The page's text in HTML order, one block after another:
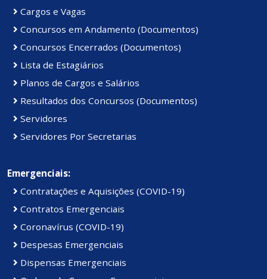
Cargos e Vagas
Concursos em Andamento (Documentos)
Concursos Encerrados (Documentos)
Lista de Estagiários
Planos de Cargos e Salários
Resultados dos Concursos (Documentos)
Servidores
Servidores Por Secretarias
Emergenciais:
Contratações e Aquisições (COVID-19)
Contratos Emergenciais
Coronavírus (COVID-19)
Despesas Emergenciais
Dispensas Emergenciais